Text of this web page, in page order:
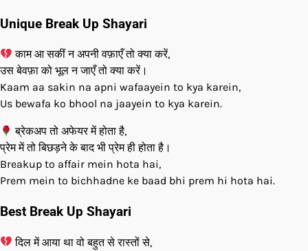
Unique Break Up Shayari
काम आ सकीं न अपनी वफ़ाएँ तो क्या करें,
उस बेवफ़ा को भूल न जाएँ तो क्या करें।
Kaam aa sakin na apni wafaayein to kya karein,
Us bewafa ko bhool na jaayein to kya karein.
ब्रेकअप तो अफेयर में होता है,
प्रेम में तो बिछड़ने के बाद भी प्रेम ही होता है।
Breakup to affair mein hota hai,
Prem mein to bichhadne ke baad bhi prem hi hota hai.
Best Break Up Shayari
दिल में आया था वो बहुत से रास्तों से,